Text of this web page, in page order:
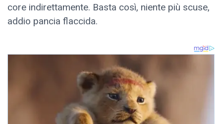
core indirettamente. Basta così, niente più scuse,
addio pancia flaccida.